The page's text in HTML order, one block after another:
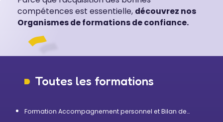
compétences est essentielle, découvrez nos
Organismes de formations de confiance.
Toutes les formations
Formation Accompagnement personnel et Bilan de